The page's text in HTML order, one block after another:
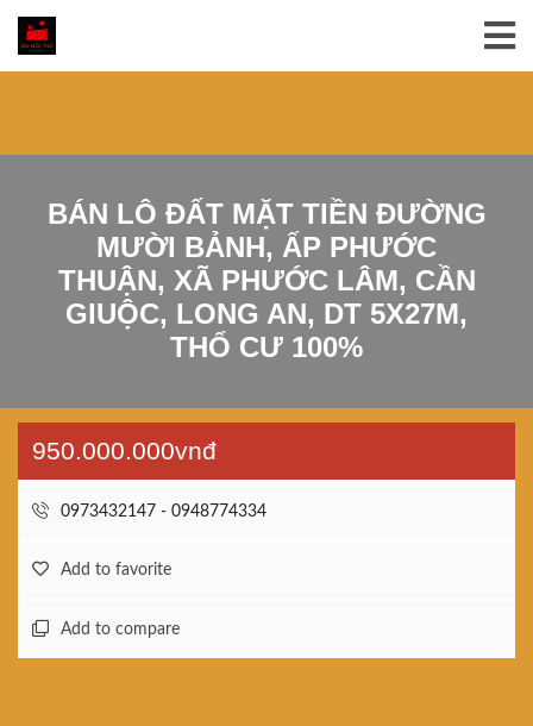
BÁN LÔ ĐẤT MẶT TIỀN ĐƯỜNG
MƯỜI BẢNH, ẤP PHƯỚC
THUẬN, XÃ PHƯỚC LÂM, CẦN
GIUỘC, LONG AN, DT 5X27M,
THỔ CƯ 100%
950.000.000vnđ
0973432147 - 0948774334
Add to favorite
Add to compare